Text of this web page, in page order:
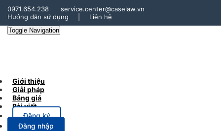
0971.654.238
service.center@caselaw.vn
Hướng dẫn sử dụng
Liên hệ
Toggle Navigation
Giới thiệu
Giải pháp
Bảng giá
Bài viết
Đăng ký
Đăng nhập